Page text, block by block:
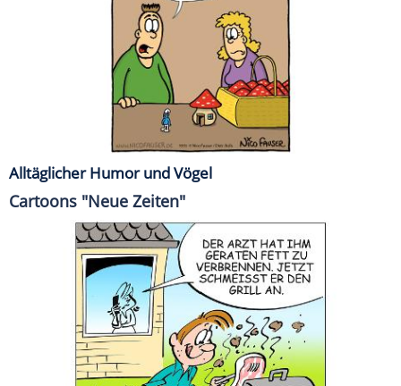
Alltäglicher Humor und Vögel
Cartoons "Neue Zeiten"